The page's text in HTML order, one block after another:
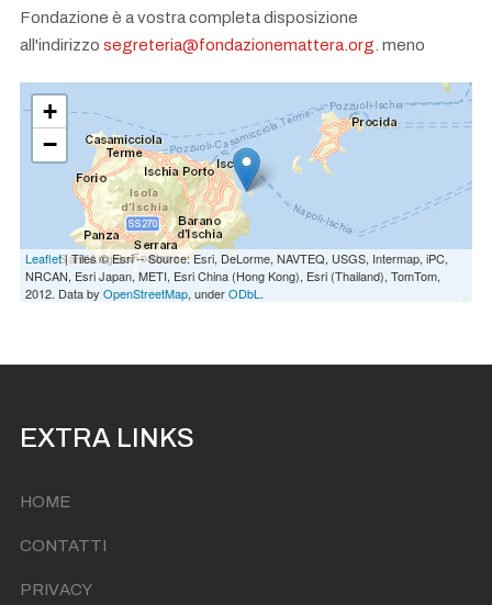
Fondazione è a vostra completa disposizione
all'indirizzo segreteria@fondazionemattera.org . meno
+
−
Leaflet| Tiles © Esri -- Source: Esri, DeLorme, NAVTEQ, USGS, Intermap, iPC,
NRCAN, Esri Japan, METI, Esri China (Hong Kong), Esri (Thailand), TomTom,
2012. Data by OpenStreetMap, underODbL .
EXTRA LINKS
HOME
CONTATTI
PRIVACY